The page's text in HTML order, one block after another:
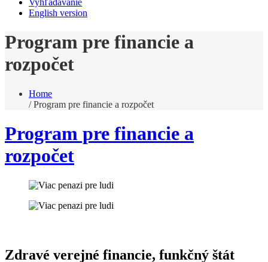
Vyhľadávanie
English version
Program pre financie a
rozpočet
Home
/ Program pre financie a rozpočet
Program pre financie a
rozpočet
Zdravé verejné financie, funkčný štát